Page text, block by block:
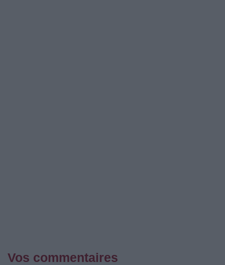
Vos commentaires